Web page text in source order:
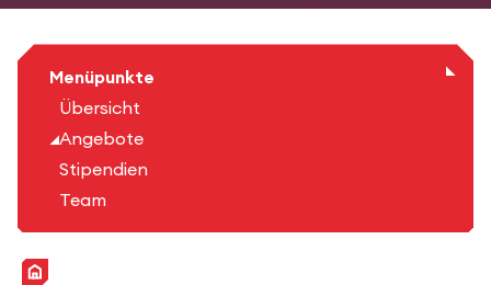
Menüpunkte
Übersicht
Angebote
Stipendien
Team
Startseite